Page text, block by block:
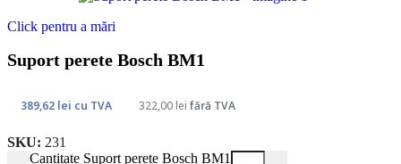
Click pentru a mări
Suport perete Bosch BM1
322,00 lei fără TVA
389,62 lei cu TVA
SKU: 231
Cantitate Suport perete Bosch BM1